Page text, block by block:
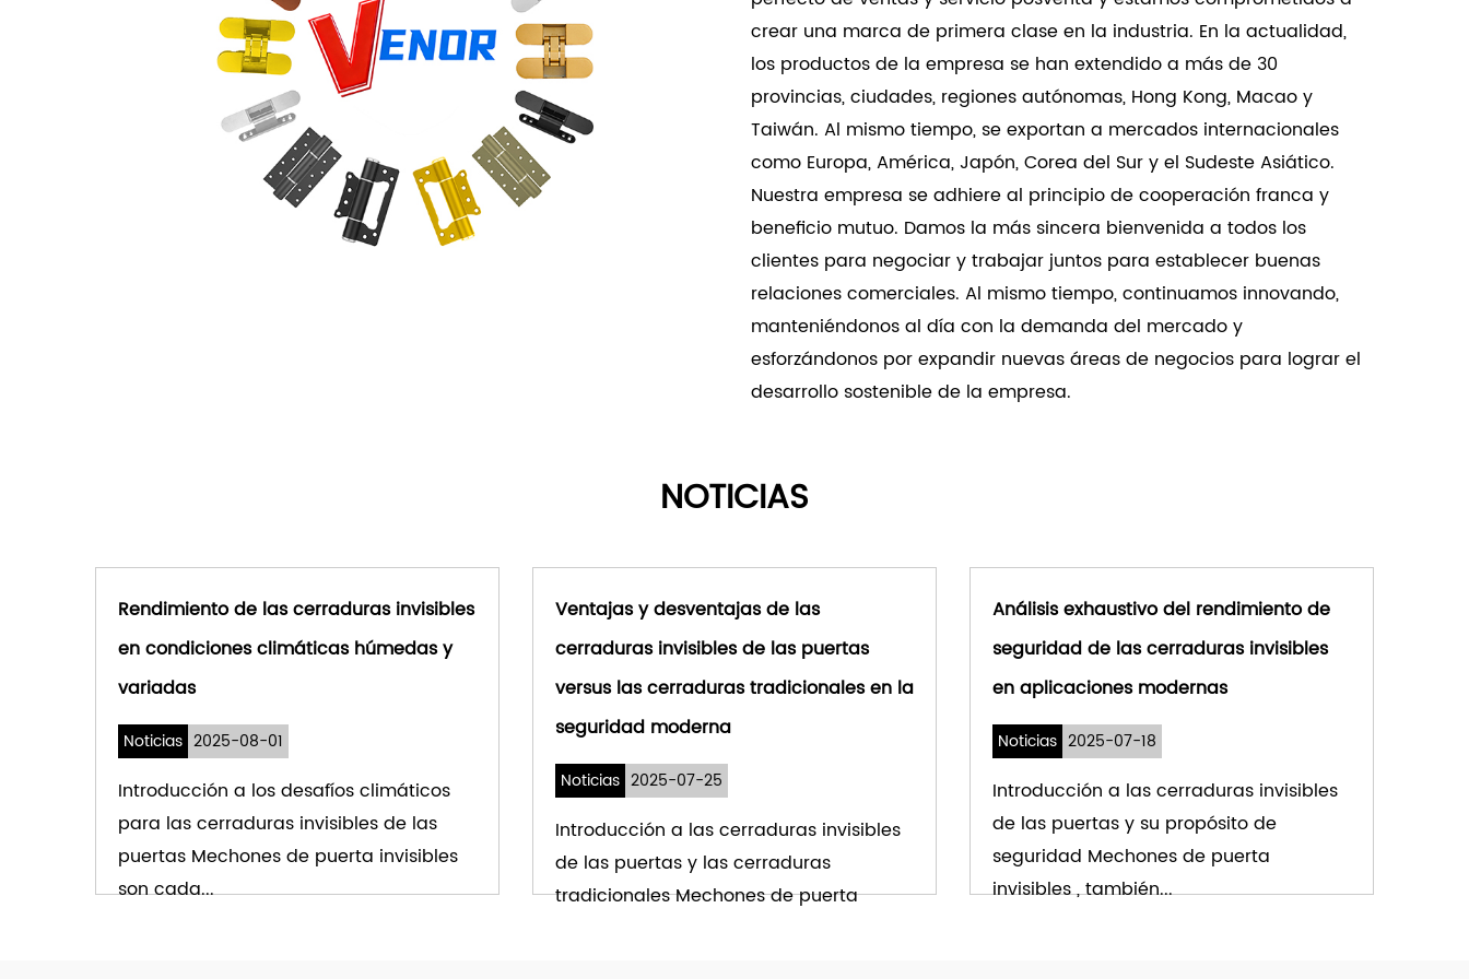
- Ambientes Comerciales:
- Edificios de oficinas: proporciona soluciones de seguridad confiables
para oficinas, salas de reuniones y otras áreas restringidas dentro de
edificios comerciales.
- Espacios Comerciales: Mejora las medidas de seguridad en
entornos minoristas, salvaguardando mercancías valiosas y
garantizando una experiencia de compra segura para los clientes.
de la serie YS95 ofrece una combinación sofisticada de seguridad,
estilo y funcionalidad. Con su diseño innovador, materiales de alta
calidad y aplicaciones versátiles, es una excelente opción para
mejorar las medidas de seguridad y al mismo tiempo mantener el
atractivo visual de cualquier espacio. Ideal tanto para entornos
opción destacada en soluciones de seguridad modernas.
crear una marca de primera clase en la industria. En la actualidad,
los productos de la empresa se han extendido a más de 30
provincias, ciudades, regiones autónomas, Hong Kong, Macao y
Taiwán. Al mismo tiempo, se exportan a mercados internacionales
como Europa, América, Japón, Corea del Sur y el Sudeste Asiático.
Nuestra empresa se adhiere al principio de cooperación franca y
beneficio mutuo. Damos la más sincera bienvenida a todos los
clientes para negociar y trabajar juntos para establecer buenas
relaciones comerciales. Al mismo tiempo, continuamos innovando,
manteniéndonos al día con la demanda del mercado y
esforzándonos por expandir nuevas áreas de negocios para lograr el
desarrollo sostenible de la empresa.
NOTICIAS
Rendimiento de las cerraduras invisibles
en condiciones climáticas húmedas y
variadas
Noticias 2025-08-01
Introducción a los desafíos climáticos
para las cerraduras invisibles de las
puertas Mechones de puerta invisibles
son cada...
Ventajas y desventajas de las
cerraduras invisibles de las puertas
versus las cerraduras tradicionales en la
seguridad moderna
Noticias 2025-07-25
Introducción a las cerraduras invisibles
de las puertas y las cerraduras
tradicionales Mechones de puerta
Análisis exhaustivo del rendimiento de
seguridad de las cerraduras invisibles
en aplicaciones modernas
Noticias 2025-07-18
Introducción a las cerraduras invisibles
de las puertas y su propósito de
seguridad Mechones de puerta
invisibles , también...